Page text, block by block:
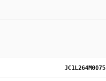
JC1L264M0075